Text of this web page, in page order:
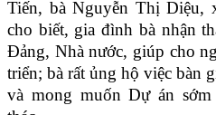
Tiến, bà Nguyễn Thị Diệu,
cho biết, gia đình bà nhận
Đảng, Nhà nước, giúp cho
triển; bà rất ủng hộ việc bàn
và mong muốn Dự án